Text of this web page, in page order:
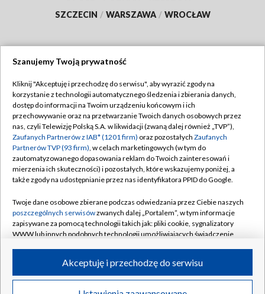
SZCZECIN / WARSZAWA / WROCŁAW
TVP
Abonament TVP
Emisja w TVP
Centrum informacji TVP
Naziemna Telewizja Cyfrowa
Rada Programowa
System NOS
Informacje o nadawcy
Program dla prasy
Regulamin TVP
Polityka prywatności
Moje zgody
Pomoc
Kontakt
Kanały
©2026 Telewizja Polska S.A. w likwidacji
Szanujemy Twoją prywatność
Kliknij "Akceptuję i przechodzę do serwisu", aby wyrazić zgody na
korzystanie z technologii automatycznego śledzenia i zbierania danych,
dostęp do informacji na Twoim urządzeniu końcowym i ich
przechowywanie oraz na przetwarzanie Twoich danych osobowych przez
nas, czyli Telewizję Polską S.A. w likwidacji (zwaną dalej również „TVP”),
Zaufanych Partnerów z IAB* (1201 firm) oraz pozostałych Zaufanych
Partnerów TVP (93 firm), w celach marketingowych (w tym do
zautomatyzowanego dopasowania reklam do Twoich zainteresowań i
mierzenia ich skuteczności) i pozostałych, które wskazujemy poniżej, a
także zgody na udostępnianie przez nas identyfikatora PPID do Google.
Twoje dane osobowe zbierane podczas odwiedzania przez Ciebie naszych
poszczególnych serwisówzwanych dalej „Portalem”, w tym informacje
zapisywane za pomocą technologii takich jak: pliki cookie, sygnalizatory
WWW lub innych podobnych technologii umożliwiających świadczenie
ruchu w Internecie.
Twoje dane osobowe zbierane podczas odwiedzania przez Ciebie
Akceptuję i przechodzę do serwisu